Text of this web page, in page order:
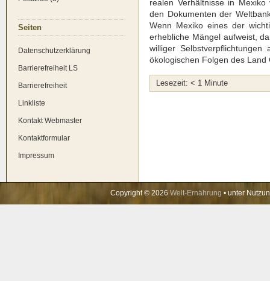
Sei­ten
Daten­schutz­er­klä­rung
Bar­rie­re­frei­heit LS
Bar­rie­re­frei­heit
Link­lis­te
Kon­takt Web­mas­ter
Kon­takt­for­mu­lar
Impres­sum
rea­len Ver­hält­nis­se in
den Doku­men­ten der
Wenn Mexi­ko eines der
erheb­li­che Män­gel auf­weist,
wil­li­ger
öko­lo­gi­schen Fol­gen des
Lese­zeit: < 1 Minu­te
Copyright © 2026 Welt-Ernährung • unter